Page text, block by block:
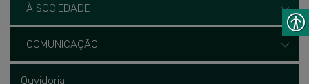
À SOCIEDADE
COMUNICAÇÃO
Ouvidoria